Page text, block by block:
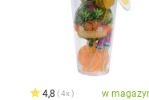
4,8 4x w